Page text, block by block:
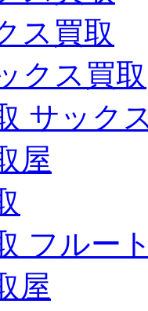
ス買取
クス買取
サック
屋
フルー
屋